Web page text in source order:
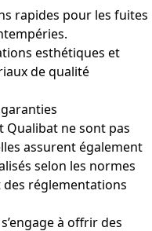
rapides pour les fuites
esthétiques et
de qualité
Qualibat ne sont pas
assurent également
selon les normes
des réglementations
à offrir des